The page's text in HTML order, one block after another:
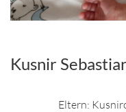
Kusnir
Eltern: